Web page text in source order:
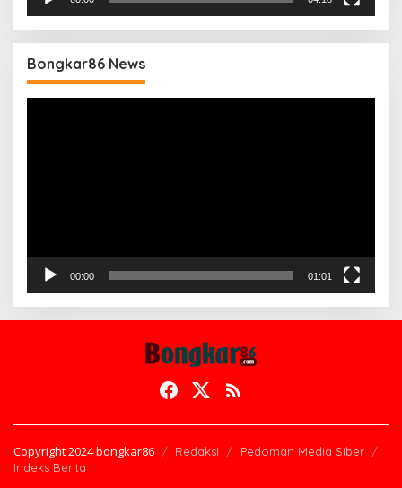
Bongkar86 News
00:00 01:01
Copyright 2024 bongkar86 Redaksi
Pedoman Media Siber
Indeks Berita